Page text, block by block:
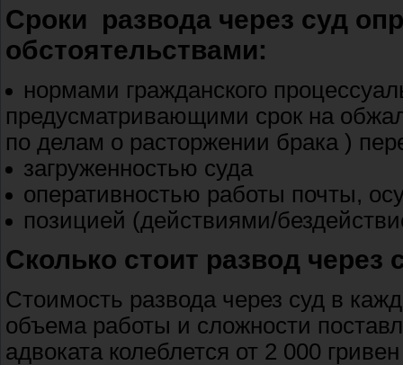
Сроки развода через суд
обстоятельствами:
нормами гражданского
предусматривающими срок на
по делам о расторжении брака )
загруженностью суда
оперативностью работы почты,
позицией (действиями/
Сколько стоит развод через
Стоимость развода через суд в
объема работы и сложности
адвоката колеблется от 2 000